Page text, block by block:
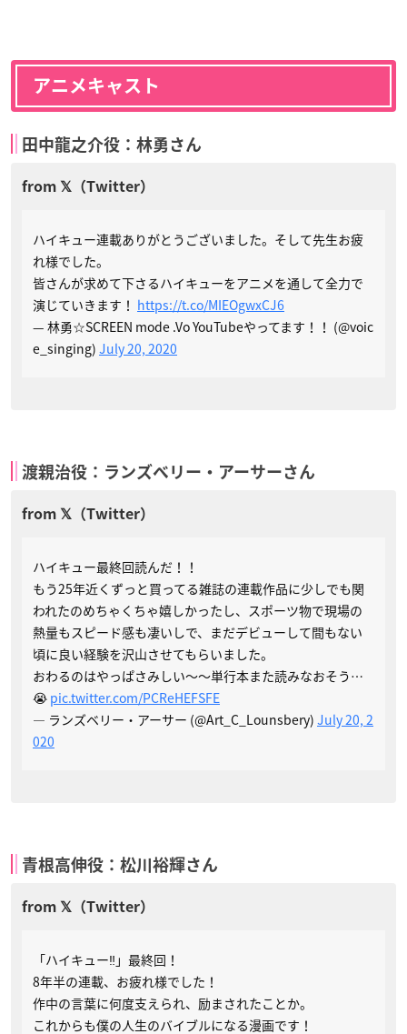
アニメキャスト
田中龍之介役：林勇さん
ハイキュー連載ありがとうございました。そして先生お疲
れ様でした。
皆さんが求めて下さるハイキューをアニメを通して全力で
演じていきます！ https://t.co/MIEOgwxCJ6
— 林勇☆SCREEN mode .Vo YouTubeやってます！！ (@voic
e_singing) July 20, 2020
渡親治役：ランズベリー・アーサーさん
ハイキュー最終回読んだ！！
もう25年近くずっと買ってる雑誌の連載作品に少しでも関
われたのめちゃくちゃ嬉しかったし、スポーツ物で現場の
熱量もスピード感も凄いしで、まだデビューして間もない
頃に良い経験を沢山させてもらいました。
おわるのはやっぱさみしい～～単行本また読みなおそう…
😭 pic.twitter.com/PCReHEFSFE
— ランズベリー・アーサー (@Art_C_Lounsbery) July 20, 2
020
青根高伸役：松川裕輝さん
「ハイキュー‼︎」最終回！
8年半の連載、お疲れ様でした！
作中の言葉に何度支えられ、励まされたことか。
これからも僕の人生のバイブルになる漫画です！